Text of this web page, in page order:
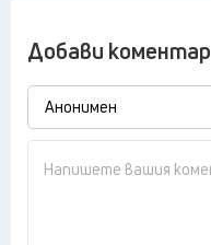
Добави коментар